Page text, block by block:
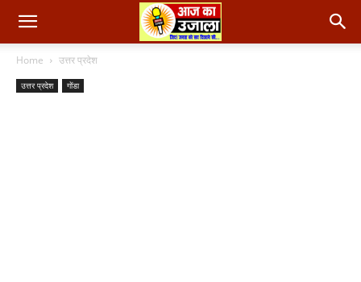
Home उत्तर प्रदेश
उत्तर प्रदेश गोंडा